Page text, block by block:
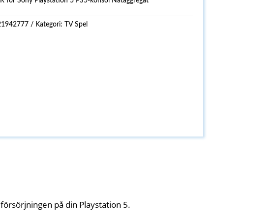
Kategori: TV Spel
på din Playstation 5.